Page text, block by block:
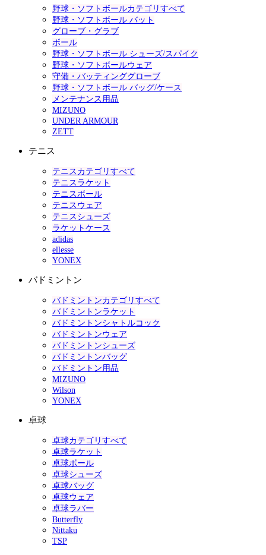
野球・ソフトボールカテゴリすべて
野球・ソフトボール バット
グローブ・グラブ
ボール
野球・ソフトボール シューズ/スパイク
野球・ソフトボールウェア
守備・バッティンググローブ
野球・ソフトボール バッグ/ケース
メンテナンス用品
MIZUNO
UNDER ARMOUR
ZETT
テニス
テニスカテゴリすべて
テニスラケット
テニスボール
テニスウェア
テニスシューズ
ラケットケース
adidas
ellesse
YONEX
バドミントン
バドミントンカテゴリすべて
バドミントンラケット
バドミントンシャトルコック
バドミントンウェア
バドミントンシューズ
バドミントンバッグ
バドミントン用品
MIZUNO
Wilson
YONEX
卓球
卓球カテゴリすべて
卓球ラケット
卓球ボール
卓球シューズ
卓球バッグ
卓球ウェア
卓球ラバー
Butterfly
Nittaku
TSP